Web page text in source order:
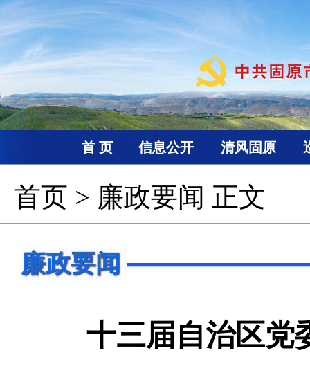
首 页 信息公开 清风固原
首页 > 廉政要闻 正文
廉政要闻
十三届自治区党